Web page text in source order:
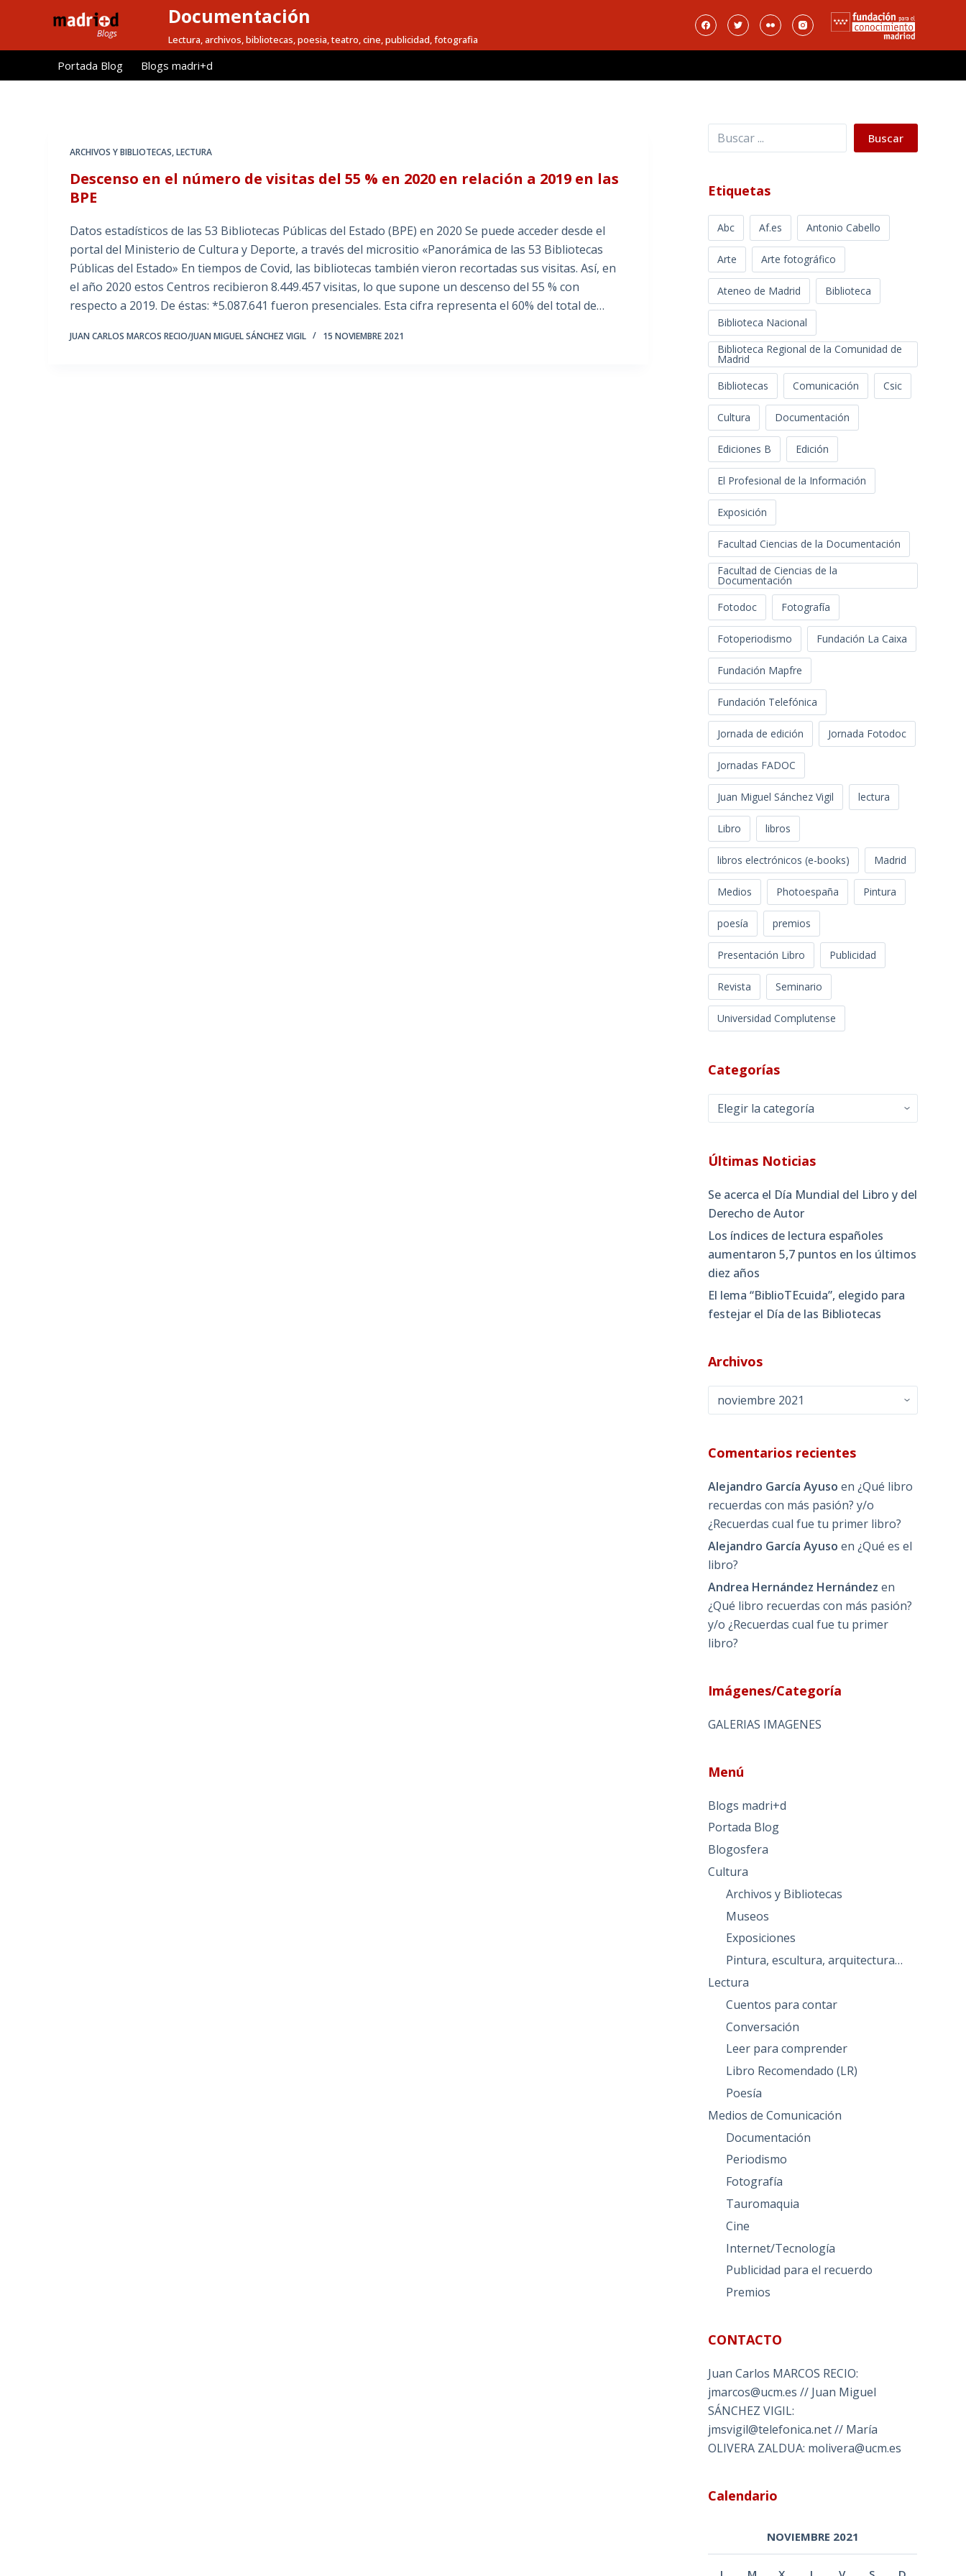
l
Documentación
Lectura, archivos, bibliotecas, poesia, teatro, cine, publicidad, fotografia
Portada Blog Blogs madri+d
ARCHIVOS Y BIBLIOTECAS,LECTURA
Descenso en el número de visitas del 55 % en 2020 en relación a 2019 en las
BPE
Datos estadísticos de las 53 Bibliotecas Públicas del Estado (BPE) en 2020 Se puede acceder desde el
portal del Ministerio de Cultura y Deporte, a través del micrositio «Panorámica de las 53 Bibliotecas
Públicas del Estado» En tiempos de Covid, las bibliotecas también vieron recortadas sus visitas. Así, en
el año 2020 estos Centros recibieron 8.449.457 visitas, lo que supone un descenso del 55 % con
respecto a 2019. De éstas: *5.087.641 fueron presenciales. Esta cifra representa el 60% del total de…
JUAN CARLOS MARCOS RECIO/JUAN MIGUEL SÁNCHEZ VIGIL 15 NOVIEMBRE 2021
Buscar Buscar
Etiquetas
Abc Af.es Antonio Cabello
Arte Arte fotográfico
Ateneo de Madrid Biblioteca
Biblioteca Nacional
Biblioteca Regional de la Comunidad de
Madrid
Bibliotecas
Comunicación Csic
Cultura Documentación
Ediciones B Edición
El Profesional de la Información
Exposición
Facultad Ciencias de la Documentación
Facultad de Ciencias de la
Documentación
Fotodoc
Fotografía
Fotoperiodismo Fundación La Caixa
Fundación Mapfre
Fundación Telefónica
Jornada de edición Jornada Fotodoc
Jornadas FADOC
Juan Miguel Sánchez Vigil lectura
Libro libros
libros electrónicos (e-books) Madrid
Medios Photoespaña Pintura
poesía premios
Presentación Libro Publicidad
Revista Seminario
Universidad Complutense
Categorías
Categorías
Últimas Noticias
Se acerca el Día Mundial del Libro y del
Derecho de Autor
Los índices de lectura españoles
aumentaron 5,7 puntos en los últimos
diez años
El lema “BiblioTEcuida”, elegido para
festejar el Día de las Bibliotecas
Archivos
Archivos
Comentarios recientes
Alejandro García Ayuso en¿Qué libro
recuerdas con más pasión? y/o
¿Recuerdas cual fue tu primer libro?
Alejandro García Ayuso en¿Qué es el
libro?
Andrea Hernández Hernández en
¿Qué libro recuerdas con más pasión?
y/o ¿Recuerdas cual fue tu primer
libro?
Imágenes/Categoría
GALERIAS IMAGENES
Menú
Blogs madri+d
Portada Blog
Blogosfera
Cultura
Archivos y Bibliotecas
Museos
Exposiciones
Pintura, escultura, arquitectura…
Lectura
Cuentos para contar
Conversación
Leer para comprender
Libro Recomendado (LR)
Poesía
Medios de Comunicación
Documentación
Periodismo
Fotografía
Tauromaquia
Cine
Internet/Tecnología
Publicidad para el recuerdo
Premios
CONTACTO
Juan Carlos MARCOS RECIO:
jmarcos@ucm.es // Juan Miguel
SÁNCHEZ VIGIL:
jmsvigil@telefonica.net // María
OLIVERA ZALDUA: molivera@ucm.es
Calendario
NOVIEMBRE 2021